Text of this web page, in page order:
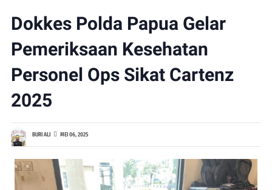
Dokkes Polda Papua Gelar
Pemeriksaan Kesehatan
Personel Ops Sikat Cartenz
2025
BURI ALI MEI 06, 2025